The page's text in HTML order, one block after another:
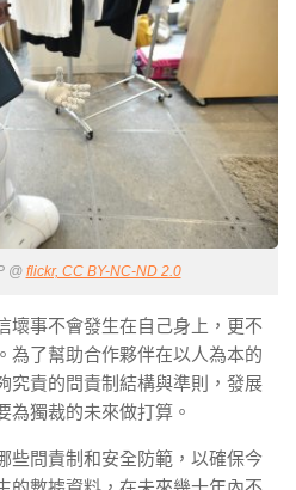
@ flickr, CC BY-NC-ND 2.0
壞事不會發生在自己身上，更不
為了幫助合作夥伴在以人為本的
究責的問責制結構與準則，發展
為獨裁的未來做打算。
些問責制和安全防範，以確保今